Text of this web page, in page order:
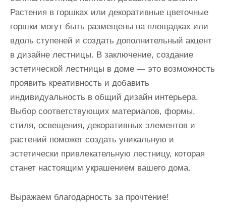
Растения в горшках или декоративные цветочные
горшки могут быть размещены на площадках или
вдоль ступеней и создать дополнительный акцент
в дизайне лестницы. В заключение, создание
эстетической лестницы в доме — это возможность
проявить креативность и добавить
индивидуальность в общий дизайн интерьера.
Выбор соответствующих материалов, формы,
стиля, освещения, декоративных элементов и
растений поможет создать уникальную и
эстетически привлекательную лестницу, которая
станет настоящим украшением вашего дома.
Выражаем благодарность за прочтение!